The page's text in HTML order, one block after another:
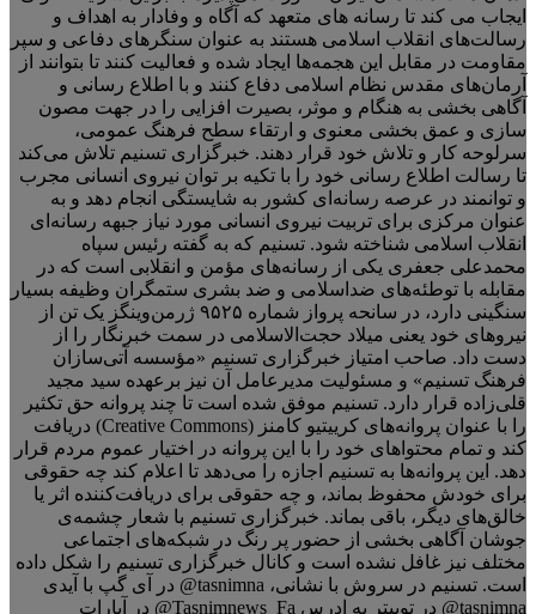
ایجاب می کند تا رسانه های متعهد که آگاه و وفادار به اهداف و
رسالت‌های انقلاب اسلامی هستند به عنوان سنگرهای دفاعی و سپر
مقاومت در مقابل این هجمه‌ها ایجاد شده و فعالیت کنند تا بتوانند از
آرمان‌های مقدس نظام اسلامی دفاع کنند و با اطلاع رسانی و
آگاهی بخشی به هنگام و موثر، بصیرت افزایی را در جهت مصون
سازی و عمق بخشی معنوی و ارتقاء سطح فرهنگ عمومی،
سرلوحه کار و تلاش خود قرار دهند. خبرگزاری تسنیم تلاش می‌کند
تا رسالت اطلاع رسانی خود را با تکیه بر توان نیروی انسانی مجرب
و توانمند در عرصه رسانه‌ای کشور به شایستگی انجام دهد و به
عنوان مرکزی برای تربیت نیروی انسانی مورد نیاز جبهه رسانه‌ای
انقلاب اسلامی شناخته شود. تسنیم که به گفته رئیس سپاه
محمدعلی جعفری یکی از رسانه‌های مؤمن و انقلابی است که در
مقابله با توطئه‌های ضداسلامی و ضد بشری ستمگران وظیفه بسیار
سنگینی دارد، در سانحه پرواز شماره ۹۵۲۵ ژرمن‌وینگز یک تن از
نیروهای خود یعنی میلاد حجت‌الاسلامی در سمت خبرنگار را از
دست داد. صاحب امتیاز خبرگزاری تسنیم «مؤسسه آتی‌سازان
فرهنگ تسنیم» و مسئولیت مدیرعامل آن نیز برعهده سید مجید
قلی‌زاده‌ قرار دارد. تسنیم موفق شده است تا چند پروانه حق تکثیر
را با عنوان پروانه‌های کرییتیو کامنز (Creative Commons) دریافت
کند و تمام محتواهای خود را با این پروانه در اختیار عموم مردم قرار
دهد. این پروانه‌ها به تسنیم اجازه را می‌دهد تا اعلام کند چه حقوقی
برای خودش محفوظ بماند، و چه حقوقی برای دریافت‌کننده اثر یا
خالق‌های دیگر، باقی بماند. خبرگزاری تسنیم با شعار چشمه‌ی
جوشان آگاهی بخشی از حضور پر رنگ در شبکه‌های اجتماعی
مختلف نیز غافل نشده است و کانال خبرگزاری تسنیم را شکل داده
است. تسنیم در سروش با نشانی، tasnimna@ در آی گپ با آیدی
tasnimna@ در توییتر به ادرس Tasnimnews_Fa@ در آپارات